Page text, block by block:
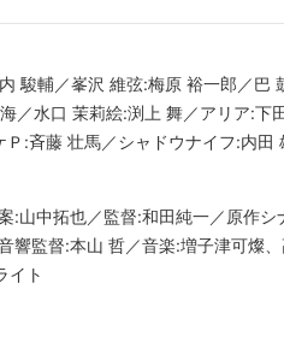
駿輔／峯沢 維弦:梅原 裕一郎／巴
／水口 茉莉絵:渕上 舞／アリア:
:斉藤 壮馬／シャドウナイフ:内田
:山中拓也／監督:和田純一／原作
響監督:本山 哲／音楽:増子津可燦
イト